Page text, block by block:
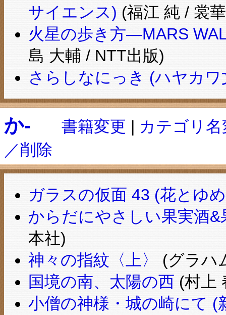
サイエンス) (福江 純 / 裳
火星の歩き方―MARS
島 大輔 / NTT出版)
さらしなにっき (ハヤカワ
か- 書籍変更 | カテゴリ名
／削除
ガラスの仮面 43 (花とゆ
からだにやさしい果実酒
本社)
神々の指紋〈上〉
(グラハ
国境の南、太陽の西 (村上
小僧の神様・城の崎にて (